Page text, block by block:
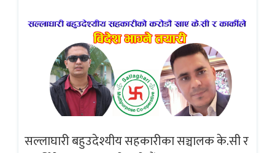
सल्लाघारी बहुउदेश्यीय सहकारीका सञ्चालक के.सी र